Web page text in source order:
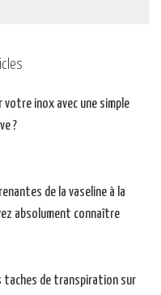
votre inox avec une simple
?
de la vaseline à la
absolument connaître
taches de transpiration sur